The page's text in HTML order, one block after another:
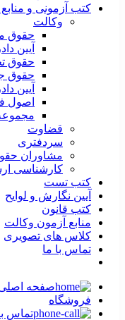
کتب آزمونی و
وکالت
حقوق
آیین
حقوق
حقوق
آیین
اصول
قضاوت
سردفتری
مشاوران
کارشناسی
کتب تست
آیین نگارش و لوایح
کتب قانون
منابع آزمون وکالت
کلاس های تصویری
تماس با ما
صفحه
فروشگاه
تماس